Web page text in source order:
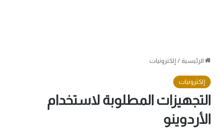
الرئيسية / إلكترونيات
إلكترونيات
التجهيزات المطلوبة لاستخدام
الأردوينو